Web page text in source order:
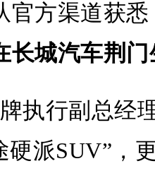
方渠道获悉
长城汽车荆
行副总经理
硬派SUV”，